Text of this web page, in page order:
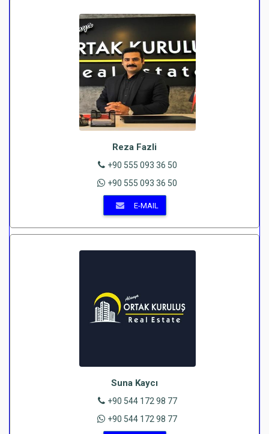
Reza Fazli
+90 555 093 36 50
+90 555 093 36 50
E-MAIL
Suna Kaycı
+90 544 172 98 77
+90 544 172 98 77